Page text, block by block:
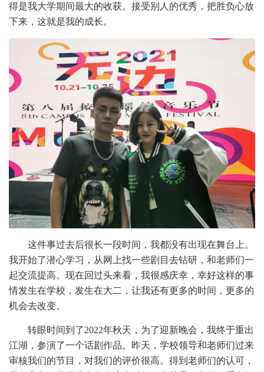
得是我大学期间最大的收获。接受别人的优秀，把胜负心放
下来，这就是我的成长。
这件事过去后很长一段时间，我都没有出现在舞台上。
我开始了潜心学习，从网上找一些剧目去钻研，和老师们一
起交流提高。现在回过头来看，我很感庆幸，幸好这样的事
情发生在学校，发生在大二，让我还有更多的时间，更多的
机会去改变。
转眼时间到了2022年秋天，为了迎新晚会，我终于重出
江湖，参演了一个话剧作品。昨天，学校领导和老师们过来
审核我们的节目，对我们的评价很高。得到老师们的认可，